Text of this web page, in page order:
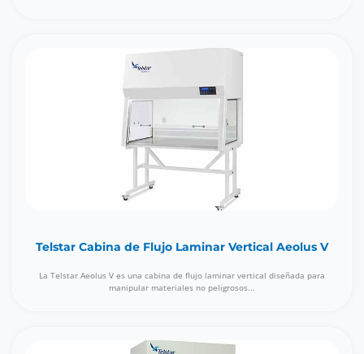
Telstar Cabina de Flujo Laminar Vertical Aeolus V
La Telstar Aeolus V es una cabina de flujo laminar vertical diseñada para
manipular materiales no peligrosos...